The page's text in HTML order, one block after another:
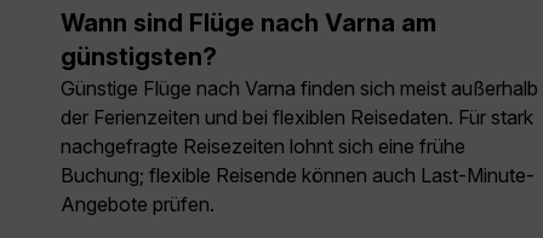
Wann sind Flüge nach Varna am
günstigsten?
Günstige Flüge nach Varna finden sich meist außerhalb
der Ferienzeiten und bei flexiblen Reisedaten. Für stark
nachgefragte Reisezeiten lohnt sich eine frühe
Buchung; flexible Reisende können auch Last-Minute-
Angebote prüfen.